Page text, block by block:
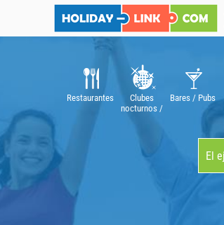
Restaurantes
Clubes
nocturnos /
Bares / Pubs